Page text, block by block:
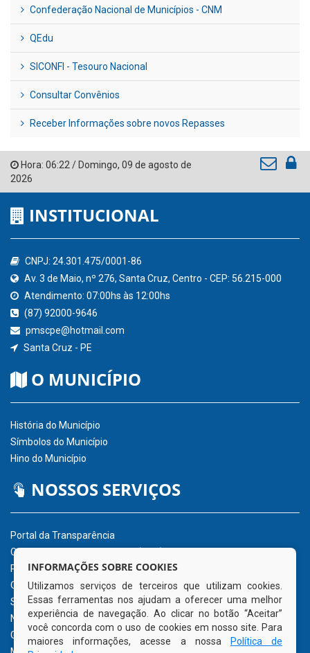
Confederação Nacional de Municípios - CNM
QEdu
SICONFI - Tesouro Nacional
Consultar Convênios
Receber Informações sobre novos Repasses
Hora: 06:22/ Domingo, 09 de agosto de
2026
INSTITUCIONAL
CNPJ: 24.301.475/0001-86
Av. 3 de Maio, nº 276, Santa Cruz, Centro - CEP: 56.215-000
Atendimento: 07:00hs às 12:00hs
(87) 92000-9646
pmscpe@hotmail.com
Santa Cruz - PE
O MUNICÍPIO
História do Município
Símbolos do Município
Hino do Município
NOSSOS SERVIÇOS
Portal da Transparência
Carta de Serviços ao Usuário (CSU)
Portal do Servidor
Ouvidoria Eletrônica
Serviço de Acesso à Informação – eSIC
Nota Fiscal Eletrônica – NFe
Glossário
INFORMAÇÕES SOBRE COOKIES
Utilizamos serviços de terceiros que utilizam cookies.
Essas ferramentas nos ajudam a oferecer uma melhor
experiência de navegação. Ao clicar no botão “Aceitar”
você concorda com o uso de cookies em nosso site. Para
maiores informações, acesse a nossa
Política de